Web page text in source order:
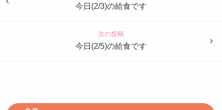
も
今日(2/3)の給食です
次の投稿
今日(2/5)の給食です